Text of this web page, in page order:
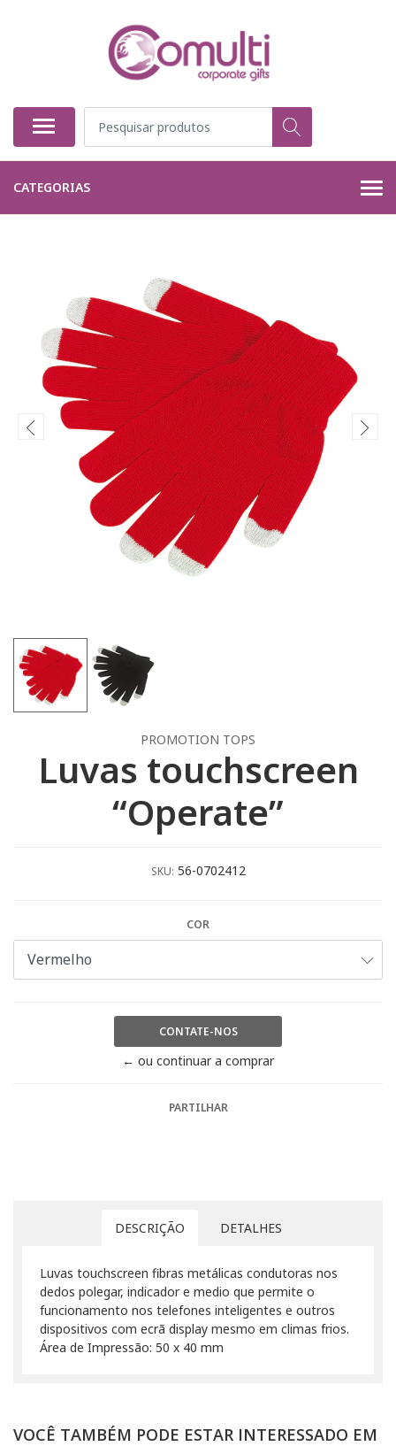
CATEGORIAS
PROMOTION TOPS
Luvas touchscreen
“Operate”
SKU: 56-0702412
COR
CONTATE-NOS
← ou continuar a comprar
PARTILHAR
DESCRIÇÃO DETALHES
Luvas touchscreen fibras metálicas condutoras nos
dedos polegar, indicador e medio que permite o
funcionamento nos telefones inteligentes e outros
dispositivos com ecrã display mesmo em climas frios.
Área de Impressão: 50 x 40 mm
VOCÊ TAMBÉM PODE ESTAR INTERESSADO EM